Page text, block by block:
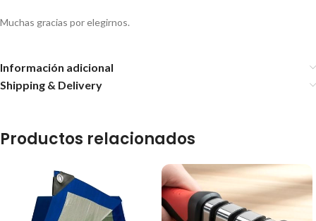
Muchas gracias por elegirnos.
Información adicional
Shipping & Delivery
Productos relacionados